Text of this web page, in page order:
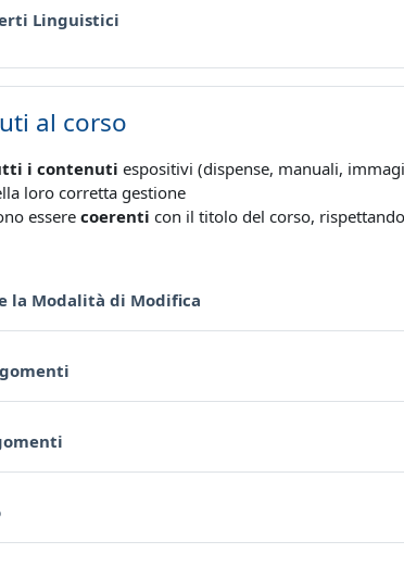
Linguistici
al corso
i contenuti espositivi (dispense, manuali,
loro corretta gestione
esserecoerenti con il titolo del corso,
la Modalità di Modifica
Pagina